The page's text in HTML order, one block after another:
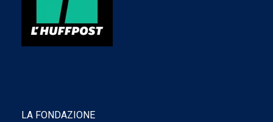
LA FONDAZIONE